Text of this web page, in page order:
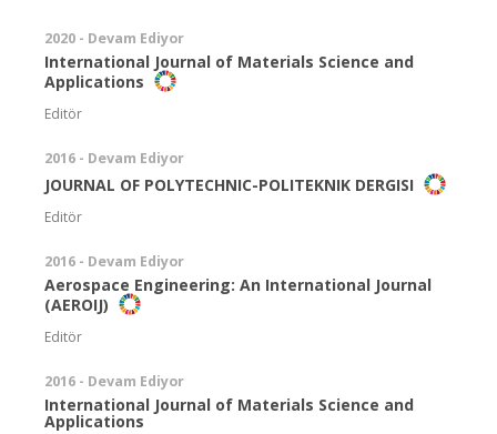
2020 - Devam Ediyor
International Journal of Materials Science and
Applications
Editör
2016 - Devam Ediyor
JOURNAL OF POLYTECHNIC-POLITEKNIK DERGISI
Editör
2016 - Devam Ediyor
Aerospace Engineering: An International Journal
(AEROIJ)
Editör
2016 - Devam Ediyor
International Journal of Materials Science and
Applications